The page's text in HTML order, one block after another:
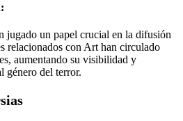
:
jugado un papel crucial en la difusión
relacionados con Art han circulado
aumentando su visibilidad y
género del terror.